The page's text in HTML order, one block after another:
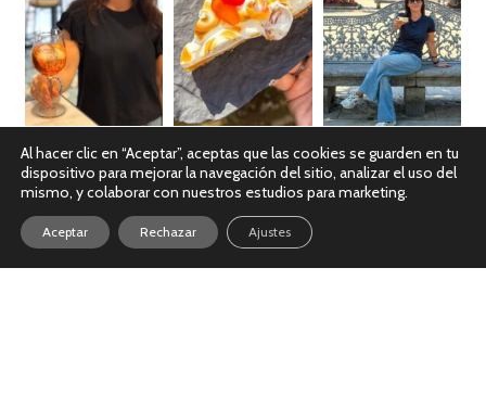
Ver en Instagram
Al hacer clic en “Aceptar”, aceptas que las cookies se guarden en tu
dispositivo para mejorar la navegación del sitio, analizar el uso del
mismo, y colaborar con nuestros estudios para marketing.
Aceptar Rechazar Ajustes